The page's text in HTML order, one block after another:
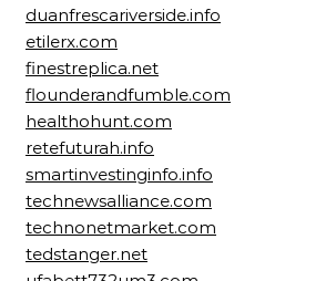
duanfrescariverside.info
etilerx.com
finestreplica.net
flounderandfumble.com
healthohunt.com
retefuturah.info
smartinvestinginfo.info
technewsalliance.com
technonetmarket.com
tedstanger.net